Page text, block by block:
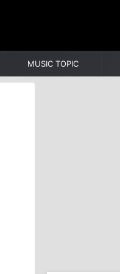
MUSIC TOPIC